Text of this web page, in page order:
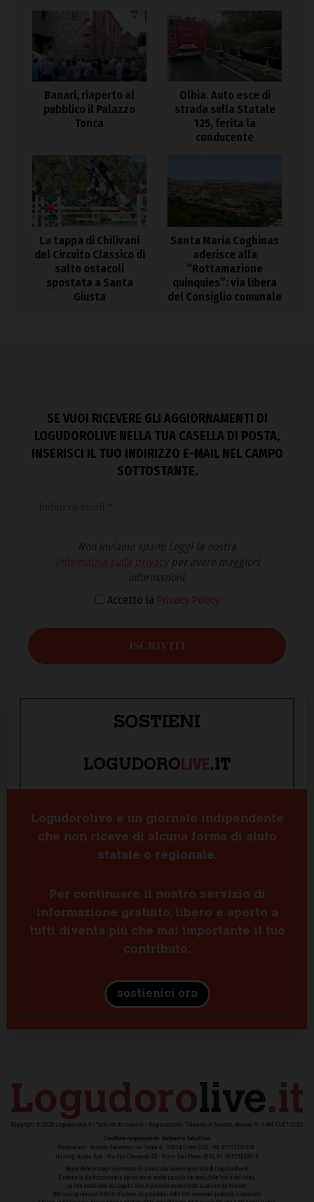
Banari, riaperto al
pubblico il Palazzo
Tonca
Olbia. Auto esce di
strada sulla Statale
125, ferita la
conducente
La tappa di Chilivani
del Circuito Classico di
salto ostacoli
spostata a Santa
Giusta
Santa Maria Coghinas
aderisce alla
“Rottamazione
quinquies”: via libera
del Consiglio comunale
SE VUOI RICEVERE GLI AGGIORNAMENTI DI
LOGUDOROLIVE NELLA TUA CASELLA DI POSTA,
INSERISCI IL TUO INDIRIZZO E-MAIL NEL CAMPO
SOTTOSTANTE.
Non inviamo spam! Leggi la nostra
Informativa sulla privacyper avere maggiori
informazioni.
Accetto la Privacy Policy
SOSTIENI
LOGUDOROLIVE.IT
Logudorolive è un giornale indipendente
che non riceve di alcuna forma di aiuto
statale o regionale.
Per continuare il nostro servizio di
informazione gratuito, libero e aperto a
tutti diventa più che mai importante il tuo
contributo.
sostienici ora